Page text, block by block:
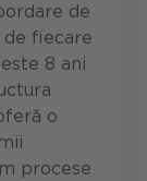
de
fiecare
8 ani
o
procese